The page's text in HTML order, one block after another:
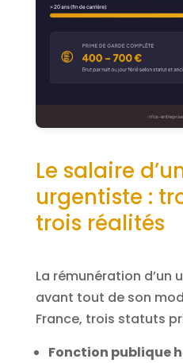
Le salaire
urgentiste :
trois réalités
La rémunération d’un
avant tout de son
France, trois statuts
Fonction publique